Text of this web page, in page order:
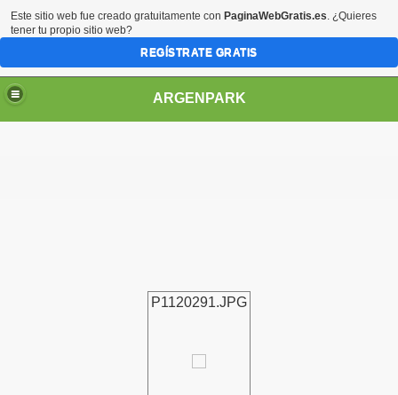
ARGENPARK
P1120291.JPG
Este sitio web fue creado gratuitamente con PaginaWebGratis.es. ¿Quieres
tener tu propio sitio web?
REGÍSTRATE GRATIS